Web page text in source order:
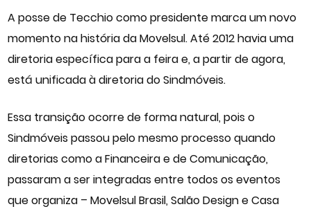
A posse de Tecchio como presidente marca um novo
momento na história da Movelsul. Até 2012 havia uma
diretoria específica para a feira e, a partir de agora,
está unificada à diretoria do Sindmóveis.
Essa transição ocorre de forma natural, pois o
Sindmóveispassou pelo mesmo processo quando
diretorias como a Financeira e de Comunicação,
passaram a ser integradas entre todos os eventos
que organiza – Movelsul Brasil,Salão Designe Casa